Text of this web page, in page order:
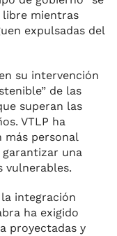
mientras
expulsadas del
su intervención
de las
superan las
VTLP ha
más personal
una
vulnerables.
integración
ha exigido
proyectadas y